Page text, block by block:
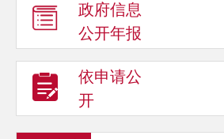
政府信息
公开年报
依申请公
开